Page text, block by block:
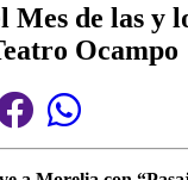
Mes de las y